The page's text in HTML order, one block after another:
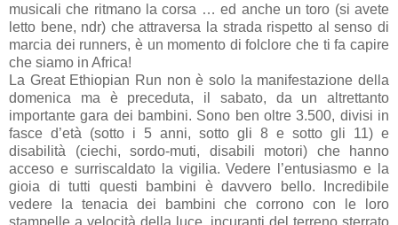
musicali che ritmano la corsa … ed anche un toro (si avete
letto bene, ndr) che attraversa la strada rispetto al senso di
marcia dei runners, è un momento di folclore che ti fa capire
che siamo in Africa!
La Great Ethiopian Run non è solo la manifestazione della
domenica ma è preceduta, il sabato, da un altrettanto
importante gara dei bambini. Sono ben oltre 3.500, divisi in
fasce d’età (sotto i 5 anni, sotto gli 8 e sotto gli 11) e
disabilità (ciechi, sordo-muti, disabili motori) che hanno
acceso e surriscaldato la vigilia. Vedere l’entusiasmo e la
gioia di tutti questi bambini è davvero bello. Incredibile
vedere la tenacia dei bambini che corrono con le loro
stampelle a velocità della luce, incuranti del terreno sterrato